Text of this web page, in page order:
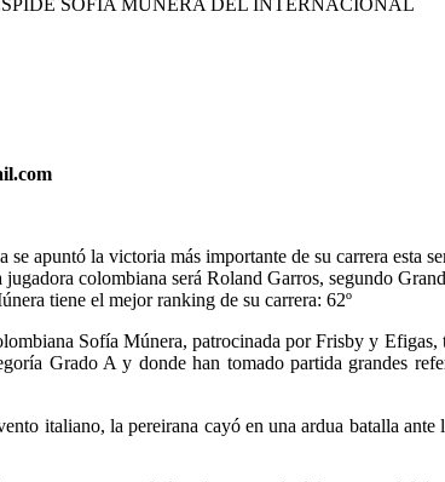
se apuntó la victoria más importante de su carrera esta
colombiana será Roland Garros, segundo
tiene el mejor ranking de su carrera: 62º
Sofía Múnera, patrocinada por Frisby y
Grado A y donde han tomado partida grandes
italiano, la pereirana cayó en una ardua batalla